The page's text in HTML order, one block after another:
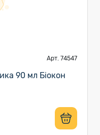
Арт. 74547
90 мл Біокон